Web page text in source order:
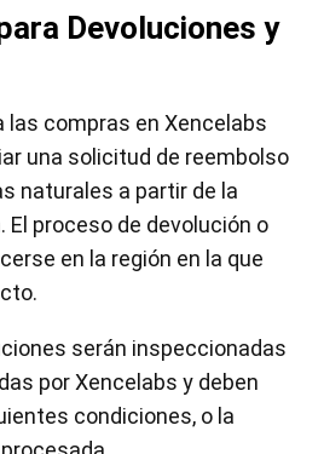
Devoluciones y
las compras en Xencelabs
una solicitud de reembolso
naturales a partir de la
El proceso de devolución o
en la región en la que
serán inspeccionadas
por Xencelabs y deben
condiciones, o la